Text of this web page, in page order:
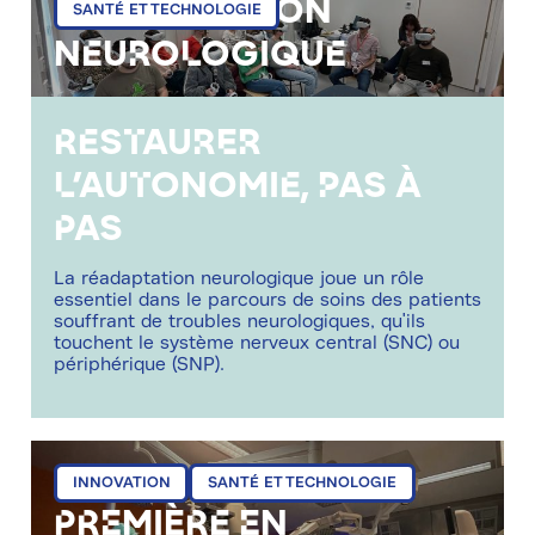
SANTÉ ET TECHNOLOGIE
neurologique
Restaurer
l’autonomie, pas à
pas
La réadaptation neurologique joue un rôle
essentiel dans le parcours de soins des patients
souffrant de troubles neurologiques, qu'ils
touchent le système nerveux central (SNC) ou
périphérique (SNP).
INNOVATION SANTÉ ET TECHNOLOGIE
mer 30/10/2024 - 11:27
Première en